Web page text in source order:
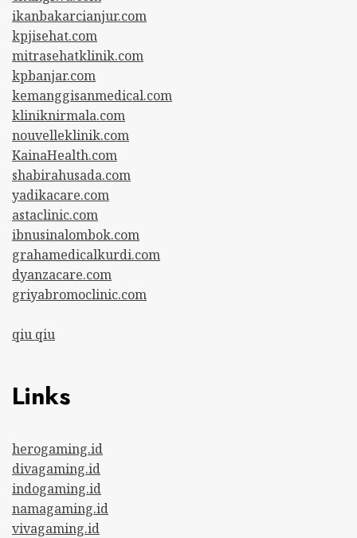
ikanbakarcianjur.com
kpjisehat.com
mitrasehatklinik.com
kpbanjar.com
kemanggisanmedical.com
kliniknirmala.com
nouvelleklinik.com
KainaHealth.com
shabirahusada.com
yadikacare.com
astaclinic.com
ibnusinalombok.com
grahamedicalkurdi.com
dyanzacare.com
griyabromoclinic.com
qiu qiu
Links
herogaming.id
divagaming.id
indogaming.id
namagaming.id
vivagaming.id